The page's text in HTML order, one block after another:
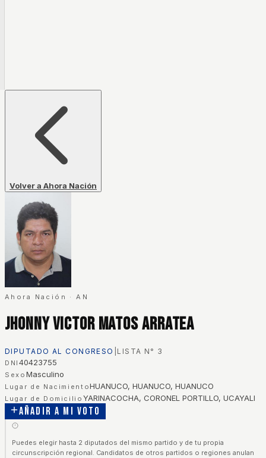
Volver a Ahora Nación
Ahora Nación ·AN
Jhonny Victor Matos Arratea
DIPUTADO AL CONGRESO LISTA N° 3
DNI 40423755
Sexo Masculino
Lugar de NacimientoHUANUCO, HUANUCO, HUANUCO
Lugar de Domicilio YARINACOCHA, CORONEL PORTILLO, UCAYALI
Añadir a mi voto
Puedes elegir hasta 2 diputados del mismo partido y de tu propia
circunscripción regional. Candidatos de otros partidos o regiones anulan